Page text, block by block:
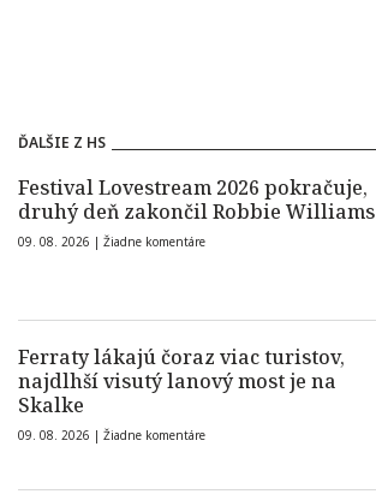
ĎALŠIE Z HS
Festival Lovestream 2026 pokračuje,
druhý deň zakončil Robbie Williams
09. 08. 2026 | Žiadne komentáre
Ferraty lákajú čoraz viac turistov,
najdlhší visutý lanový most je na
Skalke
09. 08. 2026 | Žiadne komentáre